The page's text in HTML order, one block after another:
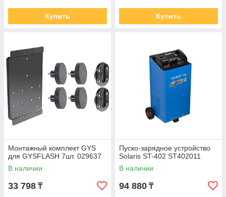
Купить Купить
Монтажный комплект GYS
для GYSFLASH 7шт. 029637
В наличии
33 798 ₸
Пуско-зарядное устройство
Solaris ST-402 ST402011
В наличии
94 880 ₸